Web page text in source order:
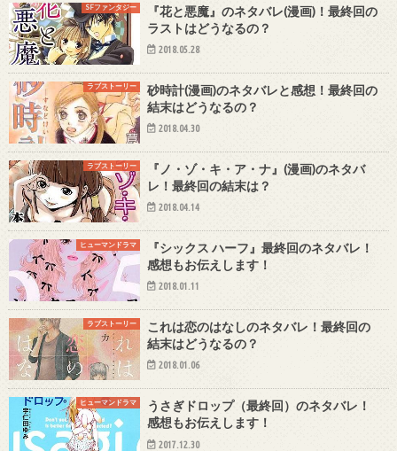
SFファンタジー
『花と悪魔』のネタバレ(漫画)！最終回の
ラストはどうなるの？
2018.05.28
ラブストーリー
砂時計(漫画)のネタバレと感想！最終回の
結末はどうなるの？
2018.04.30
ラブストーリー
『ノ・ゾ・キ・ア・ナ』(漫画)のネタバ
レ！最終回の結末は？
2018.04.14
ヒューマンドラマ
『シックス ハーフ』最終回のネタバレ！
感想もお伝えします！
2018.01.11
ラブストーリー
これは恋のはなしのネタバレ！最終回の
結末はどうなるの？
2018.01.06
ヒューマンドラマ
うさぎドロップ（最終回）のネタバレ！
感想もお伝えします！
2017.12.30